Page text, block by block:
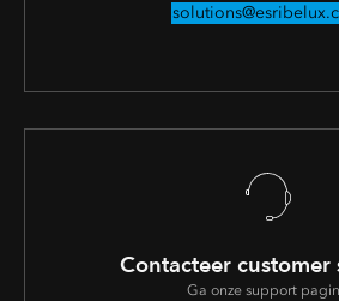
Contacteer
Ga onze support